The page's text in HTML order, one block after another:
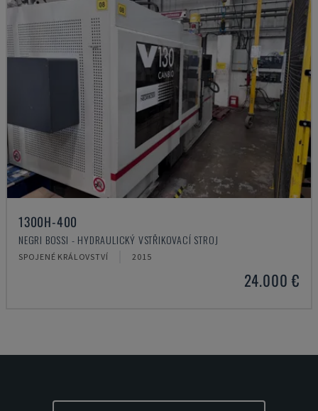
1300H-400
NEGRI BOSSI - HYDRAULICKÝ VSTŘIKOVACÍ STROJ
SPOJENÉ KRÁLOVSTVÍ 2015
24.000 €